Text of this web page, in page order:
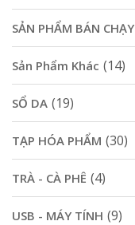
SẢN PHẨM BÁN CHẠY
Sản Phẩm Khác (14)
SỔ DA (19)
TẠP HÓA PHẨM (30)
TRÀ - CÀ PHÊ (4)
USB - MÁY TÍNH (9)